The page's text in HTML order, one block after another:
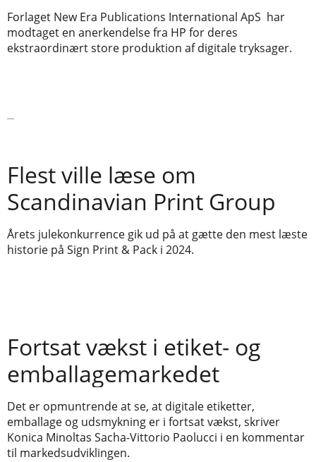
Forlaget New Era Publications International ApS har
modtaget en anerkendelse fra HP for deres
ekstraordinært store produktion af digitale tryksager.
Flest ville læse om
Scandinavian Print Group
Årets julekonkurrence gik ud på at gætte den mest læste
historie på Sign Print & Pack i 2024.
Fortsat vækst i etiket- og
emballagemarkedet
Det er opmuntrende at se, at digitale etiketter,
emballage og udsmykning er i fortsat vækst, skriver
Konica Minoltas Sacha-Vittorio Paolucci i en kommentar
til markedsudviklingen.